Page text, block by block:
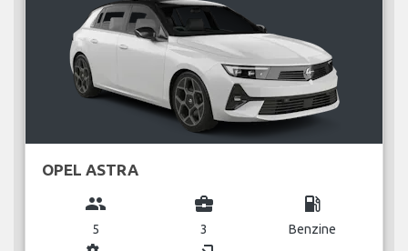
OPEL ASTRA
group
5
business_center
3
local_gas_station
Benzine